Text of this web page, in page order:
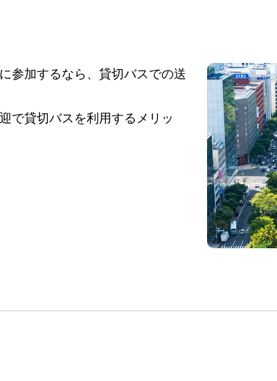
参加するなら、貸切バスでの送
で貸切バスを利用するメリッ